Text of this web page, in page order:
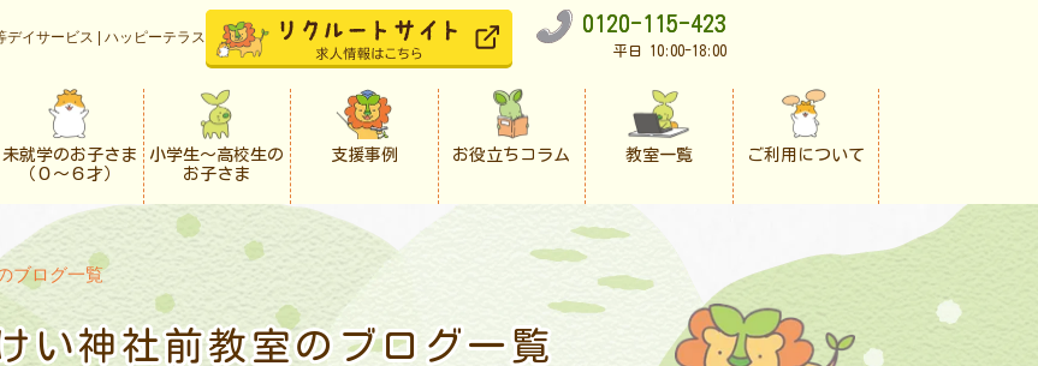
デイサービス | ハッピーテラス
0120-115-423
平日 10:00-18:00
未就学のお子さま
（０〜６才）
小学生〜高校生の
お子さま
支援事例 お役立ちコラム 教室一覧 ご利用について
ブログ一覧
い神社前教室のブログ一覧